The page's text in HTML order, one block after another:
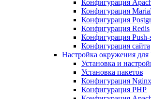
Конфигурация
Конфигурация
Конфигурация
Конфигурация Redis
Конфигурация Push-
Конфигурация сайта
Настройка окружения для
Установка и
Установка пакетов
Конфигурация Nginx
Конфигурация PHP